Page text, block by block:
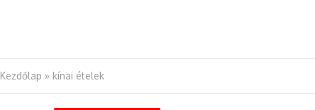
Kezdőlap » kínai ételek